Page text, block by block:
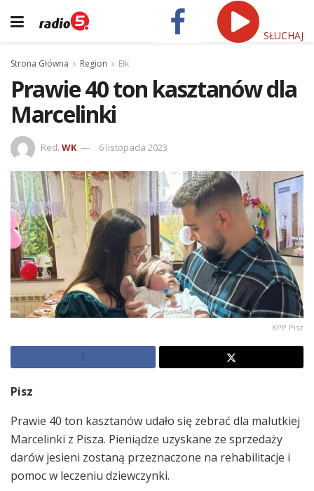
SŁUCHAJ
Strona Główna Region Ełk
Prawie 40 ton kasztanów dla
Marcelinki
Red. WK 6 listopada 2023
KPP Pisz
Pisz
Prawie 40 ton kasztanów udało się zebrać dla malutkiej
Marcelinki z Pisza. Pieniądze uzyskane ze sprzedaży
darów jesieni zostaną przeznaczone na rehabilitacje i
pomoc w leczeniu dziewczynki.